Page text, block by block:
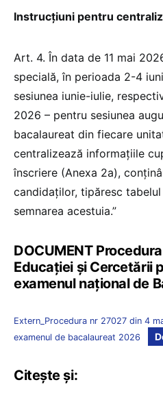
Instrucțiuni pentru
Art. 4. În data de 11 mai
specială, în perioada 2-4
sesiunea iunie-iulie,
2026 – pentru sesiunea
bacalaureat din fiecare
centralizează informațiile
înscriere (Anexa 2a),
candidaților, tipăresc
semnarea acestuia.”
DOCUMENT
Educației și Cercetării
examenul național de
Extern_Procedura nr 27027 din 4
examenul de bacalaureat 2026
Citește și: